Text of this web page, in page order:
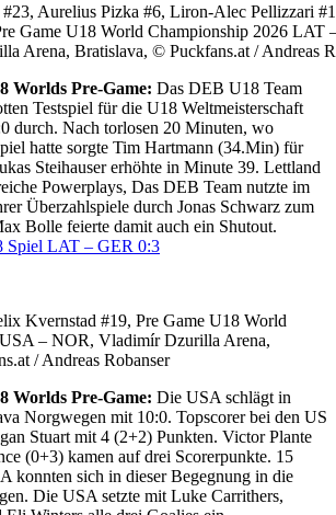
Aurelius Pizka #6, Liron-Alec Pellizzari
Game U18 World Championship 2026 LAT
Arena, Bratislava, © Puckfans.at / Andreas
Worlds Pre-Game: Das DEB U18 Team
Testspiel für die U18 Weltmeisterschaft
durch. Nach torlosen 20 Minuten, wo
hatte sorgte Tim Hartmann (34.Min) für
Steihauser erhöhte in Minute 39. Lettland
Powerplays, Das DEB Team nutzte im
Überzahlspiele durch Jonas Schwarz zum
Bolle feierte damit auch ein Shutout.
Spiel LAT – GER 0:3
Kvernstad #19, Pre Game U18 World
– NOR, Vladimír Dzurilla Arena,
/ Andreas Robanser
Worlds Pre-Game: Die USA schlägt in
Norgwegen mit 10:0. Topscorer bei den US
Stuart mit 4 (2+2) Punkten. Victor Plante
(0+3) kamen auf drei Scorerpunkte. 15
konnten sich in dieser Begegnung in die
Die USA setzte mit Luke Carrithers,